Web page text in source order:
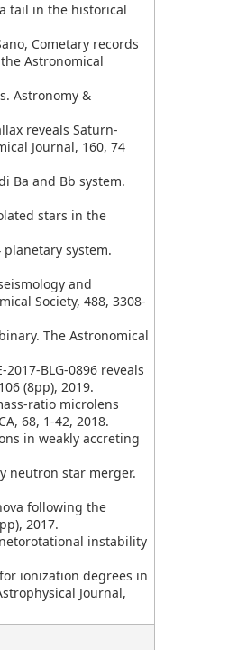
tail in the historical
Cometary records
Astronomical
Astronomy &
reveals Saturn-
Journal, 160, 74
Ba and Bb system.
stars in the
planetary system.
and
Society, 488, 3308-
The Astronomical
BLG-0896 reveals
(8pp), 2019.
ratio microlens
68, 1-42, 2018.
in weakly accreting
neutron star merger.
following the
2017.
instability
ionization degrees in
Journal,